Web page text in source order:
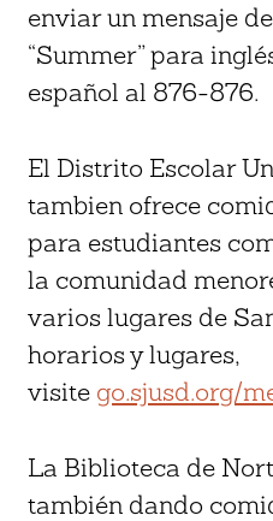
enviar un mensaje
“Summer” para
español al 876-876.
El Distrito Escolar
tambien ofrece
para estudiantes
la comunidad
varios lugares de
horarios y lugares,
visite go.sjusd.org/
La Biblioteca de
también dando